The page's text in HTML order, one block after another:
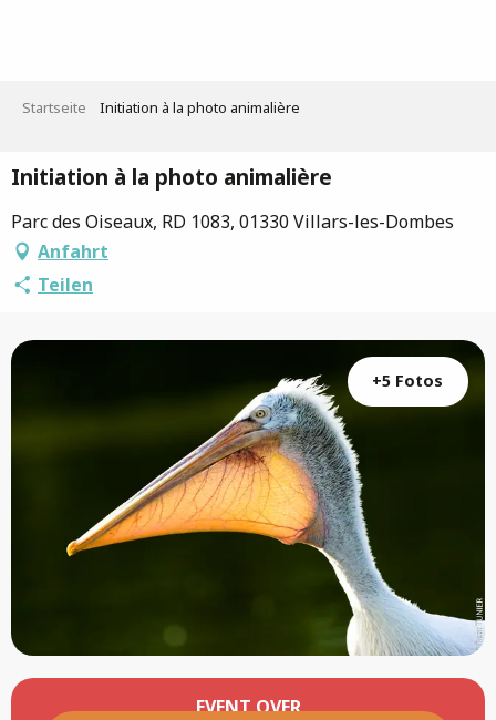
Startseite Initiation à la photo animalière
Initiation à la photo animalière
Parc des Oiseaux, RD 1083, 01330 Villars-les-Dombes
Anfahrt
Teilen
+5 Fotos
Öffnungszeiten & Kontaktdaten
EVENT OVER